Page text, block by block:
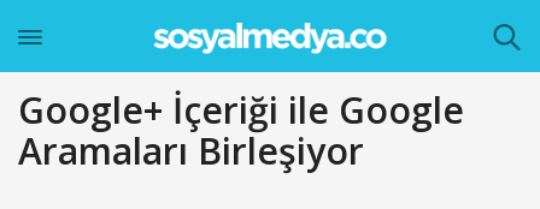
Google+ İçeriği ile Google
Aramaları Birleşiyor